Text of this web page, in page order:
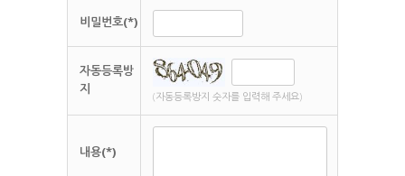
비밀번호(*)
자동등록방
지
(자동등록방지 숫자를 입력해 주세요)
내용(*)